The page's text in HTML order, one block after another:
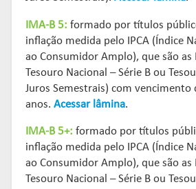
IMA-B 5: formado por títulos
inflação medida pelo IPCA (Índice
ao Consumidor Amplo), que são as
Tesouro Nacional – Série B ou
Juros Semestrais) com vencimento
anos. Acessar lâmina.
IMA-B 5+: formado por títulos
inflação medida pelo IPCA (Índice
ao Consumidor Amplo), que são as
Tesouro Nacional – Série B ou